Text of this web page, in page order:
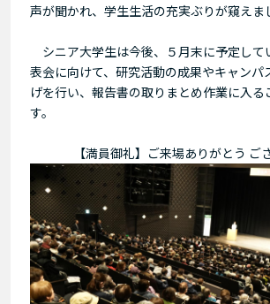
声が聞かれ、学生生活の充実ぶりが窺えま
シニア大学生は今後、５月末に予定して
表会に向けて、研究活動の成果やキャンパ
げを行い、報告書の取りまとめ作業に入る
す。
【満員御礼】ご来場ありがとう ご